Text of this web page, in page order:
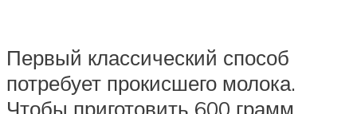
Первый классический способ
потребует прокисшего молока.
Чтобы приготовить 600 грамм